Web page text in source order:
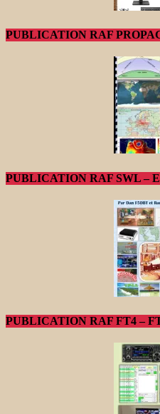
PUBLICATION RAF
PUBLICATION RAF SWL –
PUBLICATION RAF FT4 –